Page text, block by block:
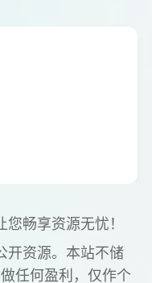
畅享资源无忧！
开资源。本站不储
任何盈利，仅作个